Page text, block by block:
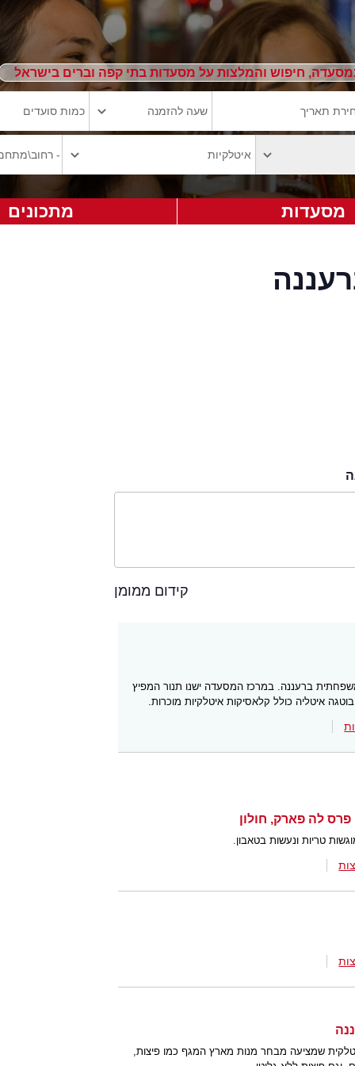
חיפוש והמלצות על מסעדות בתי קפה וברים בישראל
מסעדות מתכונים
קידום ממומן
ברעננה. במרכז המסעדה ישנו תנור המפיץ
איטליה כולל קלאסיקות איטלקיות מוכרות.
טריות ונעשות בטאבון.
שמציעה מבחר מנות מארץ המגף כמו פיצות,